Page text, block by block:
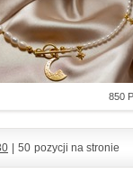
850
50 pozycji na stronie